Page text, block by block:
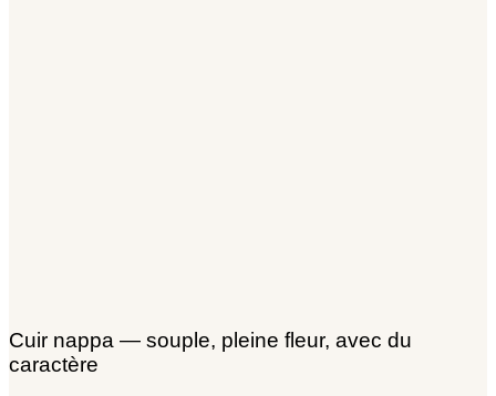
Cuir nappa — souple, pleine fleur, avec du
caractère